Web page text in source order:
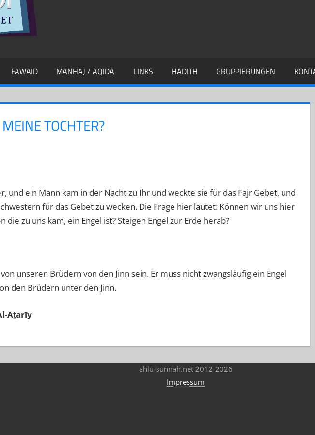
FAWAID MANHAJ / AQIDA LINKS HADITH GRUPPIERUNGEN
TOCHTER?
und ein Mann kam in der Nacht zu Ihr und weckte sie für das Fajr Gebet, und
für das Gebet zu wecken. Die Frage hier lautet: Können wir uns hier
die zu uns kam, ein Engel ist? Steigen Engel zur Erde herab?
unseren Brüdern von den Jinn sein. Er muss nicht zwangsläufig ein Engel
den Brüdern unter den Jinn.
Aṯarīy
ahlu-sunnah.net 2012-2026
Impressum